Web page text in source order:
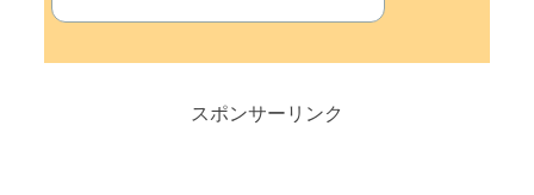
スポンサーリンク